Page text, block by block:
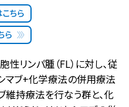
ら
ちら
リンパ腫（FL）に対し、従
マブ+化学療法の併用療法
維持療法を行なう群と、化